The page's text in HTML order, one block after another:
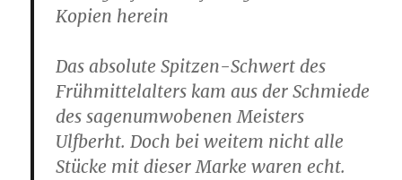
Kopien herein
Das absolute Spitzen-Schwert des
Frühmittelalters kam aus der Schmiede
des sagenumwobenen Meisters
Ulfberht. Doch bei weitem nicht alle
Stücke mit dieser Marke waren echt.